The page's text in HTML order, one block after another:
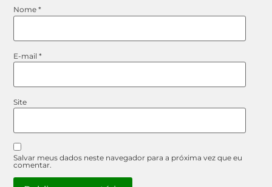
Nome*
E-mail*
Site
Salvar meus dados neste navegador para a próxima vez que eu
comentar.